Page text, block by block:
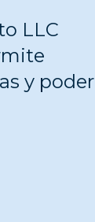
LLC
y poder